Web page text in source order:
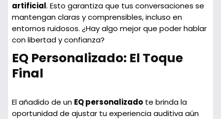
artificial. Esto garantiza que tus conversaciones se
mantengan claras y comprensibles, incluso en
entornos ruidosos. ¿Hay algo mejor que poder hablar
con libertad y confianza?
EQ Personalizado: El Toque
Final
El añadido de un EQ personalizadote brinda la
oportunidad de ajustar tu experiencia auditiva aún